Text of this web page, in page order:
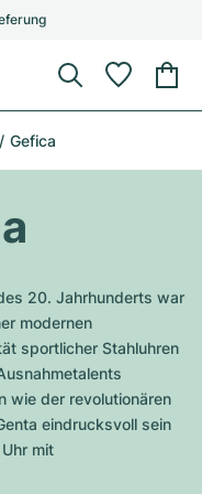
Gefica
20. Jahrhunderts war
modernen
sportlicher Stahluhren
wie der revolutionären
eindrucksvoll sein
mit